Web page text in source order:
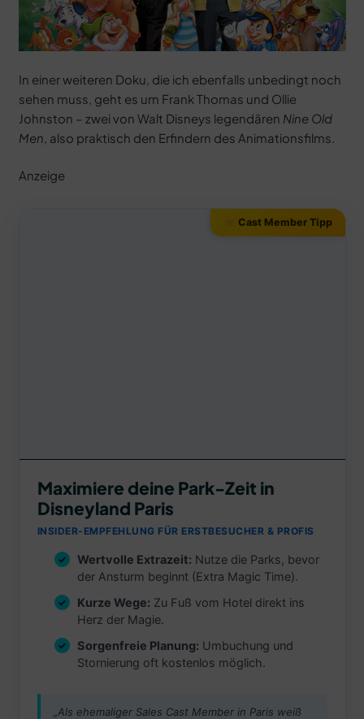
In einer weiteren Doku, die ich ebenfalls unbedingt noch
sehen muss, geht es um Frank Thomas und Ollie
Johnston – zwei von Walt Disneys legendären Nine Old
Men , also praktisch den Erfindern des Animationsfilms.
Anzeige
Cast Member Tipp
Maximiere deine Park-Zeit in
Disneyland Paris
INSIDER-EMPFEHLUNG FÜR ERSTBESUCHER & PROFIS
Wertvolle Extrazeit: Nutze die Parks, bevor
der Ansturm beginnt (Extra Magic Time).
Kurze Wege: Zu Fuß vom Hotel direkt ins
Herz der Magie.
Sorgenfreie Planung: Umbuchung und
Stornierung oft kostenlos möglich.
„Als ehemaliger Sales Cast Member in Paris weiß